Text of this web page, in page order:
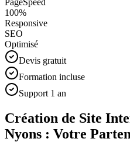
100%
Responsive
SEO
Optimisé
Devis gratuit
Formation incluse
Support 1 an
Création de Site
Nyons : Votre